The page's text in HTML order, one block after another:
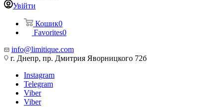
Увійти
Кошик0
Favorites0
info@limitique.com
г. Днепр, пр. Дмитрия Яворницкого 72б
Instagram
Telegram
Viber
Viber